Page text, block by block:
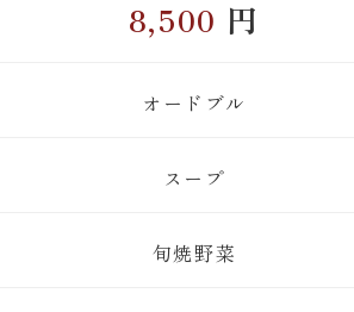
8,500 円
オードブル
スープ
旬焼野菜